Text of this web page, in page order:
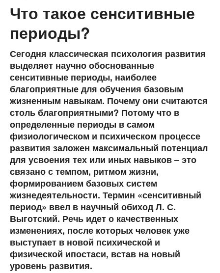
Что такое сенситивные
периоды?
Сегодня классическая психология развития
выделяет научно обоснованные
сенситивные периоды, наиболее
благоприятные для обучения базовым
жизненным навыкам. Почему они считаются
столь благоприятными? Потому что в
определенные периоды в самом
физиологическом и психическом процессе
развития заложен максимальный потенциал
для усвоения тех или иных навыков – это
связано с темпом, ритмом жизни,
формированием базовых систем
жизнедеятельности. Термин «сенситивный
период» ввел в научный обиход Л. С.
Выготский. Речь идет о качественных
изменениях, после которых человек уже
выступает в новой психической и
физической ипостаси, встав на новый
уровень развития.